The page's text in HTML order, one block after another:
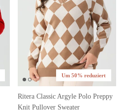
Um 50% reduziert
Ritera Classic Argyle Polo Preppy
Knit Pullover Sweater